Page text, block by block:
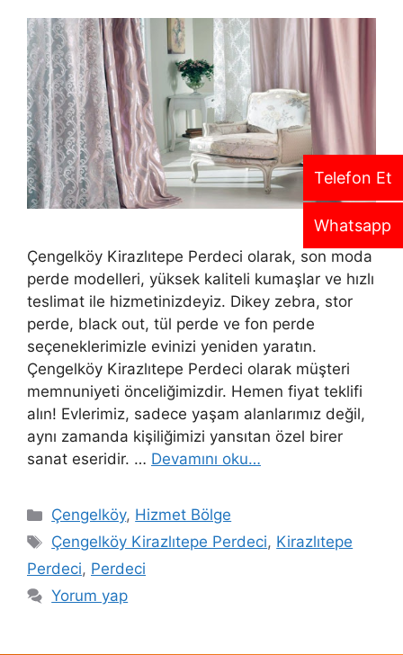
Telefon Et
Whatsapp
Çengelköy Kirazlıtepe Perdeci olarak, son moda
perde modelleri, yüksek kaliteli kumaşlar ve hızlı
teslimat ile hizmetinizdeyiz. Dikey zebra, stor
perde, black out, tül perde ve fon perde
seçeneklerimizle evinizi yeniden yaratın.
Çengelköy Kirazlıtepe Perdeci olarak müşteri
memnuniyeti önceliğimizdir. Hemen fiyat teklifi
alın! Evlerimiz, sadece yaşam alanlarımız değil,
aynı zamanda kişiliğimizi yansıtan özel birer
sanat eseridir. … Devamını oku…
Çengelköy, Hizmet Bölge
Çengelköy Kirazlıtepe Perdeci, Kirazlıtepe
Perdeci, Perdeci
Yorum yap